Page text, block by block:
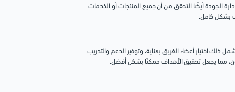
الجودة أيضًا التحقق من أن جميع المنتجات أو الخدمات
بشكل كامل.
اختيار أعضاء الفريق بعناية، وتوفير الدعم والتدريب
مما يجعل تحقيق الأهداف ممكنًا بشكل أفضل.